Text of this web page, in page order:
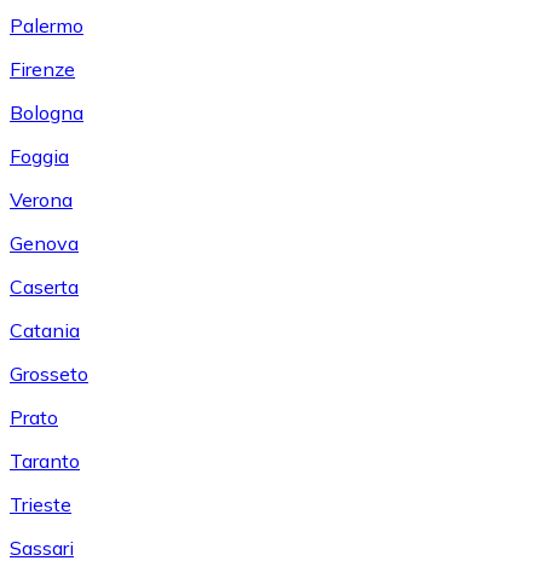
Palermo
Firenze
Bologna
Foggia
Verona
Genova
Caserta
Catania
Grosseto
Prato
Taranto
Trieste
Sassari